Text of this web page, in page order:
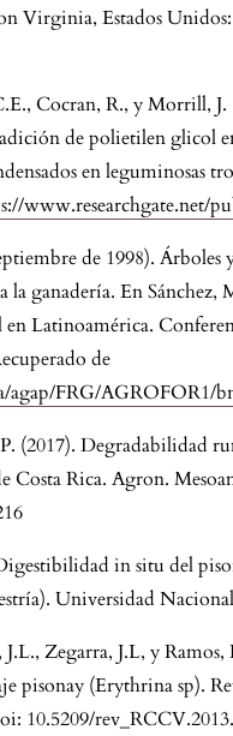
Virginia, Estados
Cocran, R., y Morrill,
de polietilen glicol
en leguminosas
www.researchgate.net/
de 1998). Árboles
la ganadería. En
Latinoamérica.
de
FRG/AGROFOR1/
(2017). Degradabilidad
Costa Rica. Agron.
in situ del
Universidad
Zegarra, J.L, y
pisonay (Erythrina sp).
10.5209/